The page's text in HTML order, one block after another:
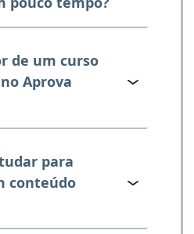
de um curso
Aprova
para
conteúdo